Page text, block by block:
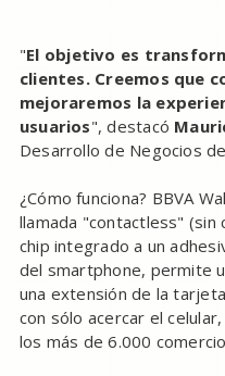
"El objetivo es
clientes. Creemos que
mejoraremos la
usuarios", destacó
Desarrollo de Negocios de
¿Cómo funciona? BBVA
llamada "contactless" (sin
chip integrado a un
del smartphone, permite
una extensión de la
con sólo acercar el
los más de 6.000